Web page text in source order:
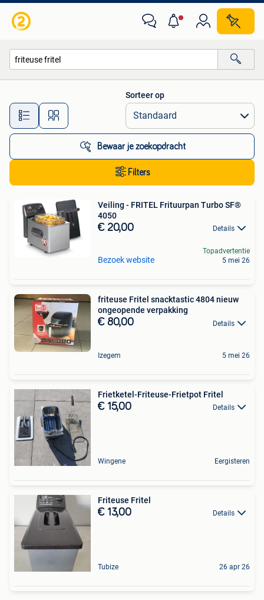
Alle afstanden…
Sorteer op
Bewaar je zoekopdracht
Filters
Veiling - FRITEL Frituurpan Turbo SF®
4050
€ 20,00 Details
Bezoek website
Topadvertentie
5 mei 26
friteuse Fritel snacktastic 4804 nieuw
ongeopende verpakking
€ 80,00 Details
Izegem 5 mei 26
Frietketel-Friteuse-Frietpot Fritel
€ 15,00 Details
Wingene Eergisteren
Friteuse Fritel
€ 13,00 Details
Tubize 26 apr 26